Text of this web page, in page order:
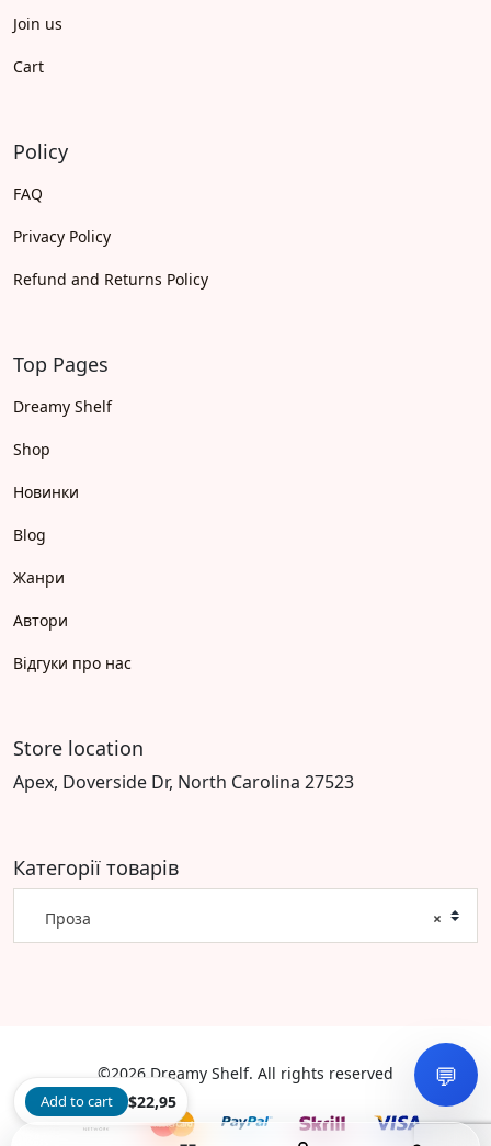
Join us
Cart
Policy
FAQ
Privacy Policy
Refund and Returns Policy
Top Pages
Dreamy Shelf
Shop
Новинки
Blog
Жанри
Автори
Відгуки про нас
Store location
Apex, Doverside Dr, North Carolina 27523
Категорії товарів
×
Проза
©2026 Dreamy Shelf. All rights reserved 💬
Add to cart $22,95